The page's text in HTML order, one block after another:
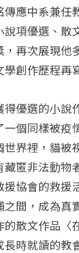
傳應中系兼任
說項優選、散
，再次展現他
創作歷程再
優選的小說
一個同樣被疫
世界裡，貓被
匿非法動物
協會的救援
之間，成為真
的散文作品〈
長時就讀的教